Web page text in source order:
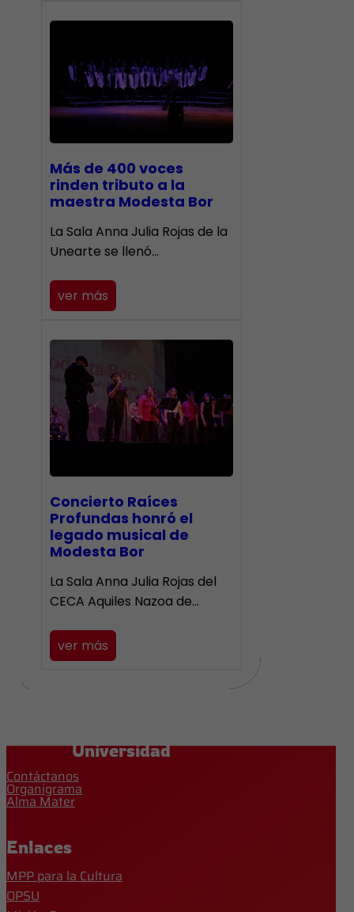
Más de 400 voces
rinden tributo a la
maestra Modesta Bor
​La Sala Anna Julia Rojas de la
Unearte se llenó…
ver más
​Concierto Raíces
Profundas honró el
legado musical de
Modesta Bor
La Sala Anna Julia Rojas del
CECA Aquiles Nazoa de…
ver más
Universidad
Contáctanos
Organigrama
Alma Mater
Enlaces
MPP para la Cultura
OPSU